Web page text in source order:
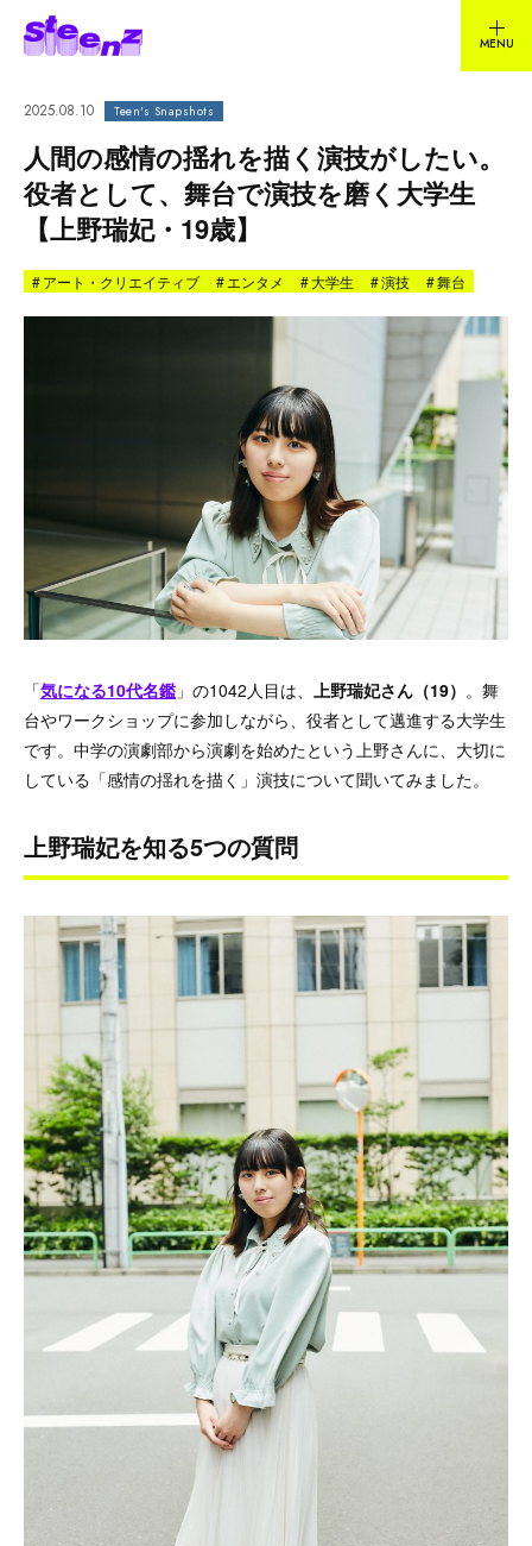
2025.08.10 Teen's Snapshots
人間の感情の揺れを描く演技がしたい。
役者として、舞台で演技を磨く大学生
【上野瑞妃・19歳】
#アート・クリエイティブ #エンタメ #大学生 #演技 #舞台
「気になる10代名鑑 」の1042人目は、 上野瑞妃さん（19） 。舞
台やワークショップに参加しながら、役者として邁進する大学生
です。中学の演劇部から演劇を始めたという上野さんに、大切に
している「感情の揺れを描く」演技について聞いてみました。
上野瑞妃を知る5つの質問